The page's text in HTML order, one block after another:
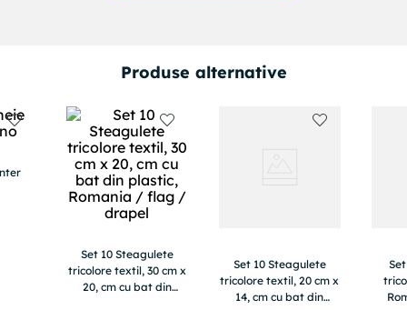
Produse alternative
Set 10 Steagulete
tricolore textil, 30 cm x
20, cm cu bat din
Set 10 Steagulete
tricolore textil, 20 cm x
14, cm cu bat din